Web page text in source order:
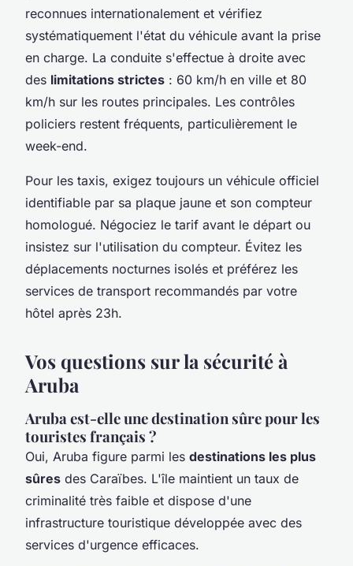
reconnues internationalement et vérifiez
systématiquement l'état du véhicule avant la prise
en charge. La conduite s'effectue à droite avec
des limitations strictes : 60 km/h en ville et 80
km/h sur les routes principales. Les contrôles
policiers restent fréquents, particulièrement le
week-end.
Pour les taxis, exigez toujours un véhicule officiel
identifiable par sa plaque jaune et son compteur
homologué. Négociez le tarif avant le départ ou
insistez sur l'utilisation du compteur. Évitez les
déplacements nocturnes isolés et préférez les
services de transport recommandés par votre
hôtel après 23h.
Vos questions sur la sécurité à
Aruba
Aruba est-elle une destination sûre pour les
touristes français ?
Oui, Aruba figure parmi les destinations les plus
sûres des Caraïbes. L'île maintient un taux de
criminalité très faible et dispose d'une
infrastructure touristique développée avec des
services d'urgence efficaces.